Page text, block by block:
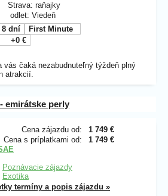
Strava: raňajky
odlet: Viedeň
8 dní
First Minute
+0 €
vás čaká nezabudnuteľný týždeň plný
atrakcií.
emirátske perly
Cena zájazdu od:
1 749 €
Cena s príplatkami od:
1 749 €
Poznávacie zájazdy
Exotika
termíny a popis zájazdu »